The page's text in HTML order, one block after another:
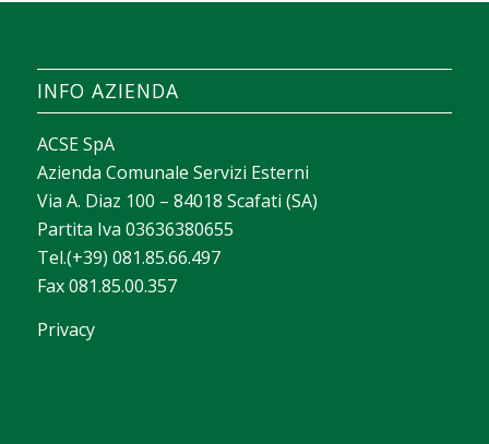
INFO AZIENDA
ACSE SpA
Azienda Comunale Servizi Esterni
Via A. Diaz 100 – 84018 Scafati (SA)
Partita Iva 03636380655
Tel.(+39) 081.85.66.497
Fax 081.85.00.357
Privacy